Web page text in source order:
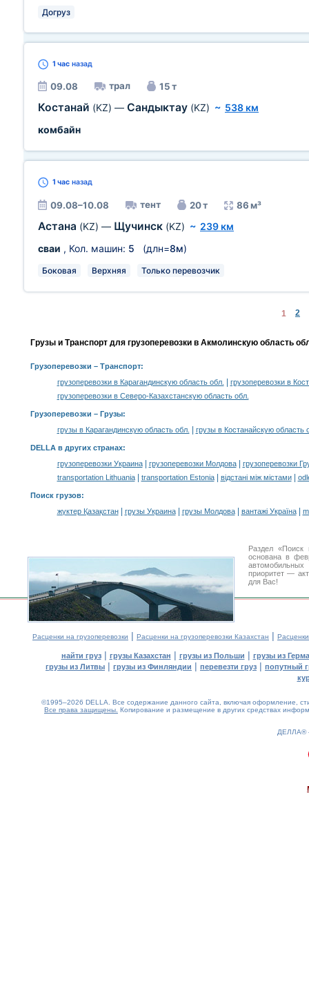
Догруз
1 час назад
09.08 трал 15 т
Костанай (KZ) — Сандыктау (KZ) ~ 538 км
комбайн
1 час назад
09.08–10.08 тент 20 т 86 м³
Астана (KZ) — Щучинск (KZ) ~ 239 км
сваи , Кол. машин: 5 (длн=8м)
Боковая Верхняя Только перевозчик
1 2
Грузы и Транспорт для грузоперевозки в Акмолинскую область
Грузоперевозки – Транспорт:
грузоперевозки в Карагандинскую область обл.
грузоперевозки в
грузоперевозки в Северо-Казахстанскую область обл.
Грузоперевозки – Грузы:
грузы в Карагандинскую область обл.
грузы в Костанайскую область
DELLA в других странах:
грузоперевозки Украина| грузоперевозки Молдова|
грузоперевозки
transportation Lithuania| transportation Estonia| відстані між містами|
Поиск грузов:
жүктер Қазақстан| грузы Украина| грузы Молдова| вантажі Україна|
Раздел «Поиск
основана в
приоритет —
для Вас!
Расценки на грузоперевозки | Расценки на грузоперевозки Казахстан |
найти груз| грузы Казахстан | грузы из Польши | грузы из
грузы из Литвы | грузы из Финляндии | перевезти груз | попутный
©1995–2026 DELLA. Все содержание данного сайта, включая оформление,
Все права защищены. Копирование и размещение в других средствах